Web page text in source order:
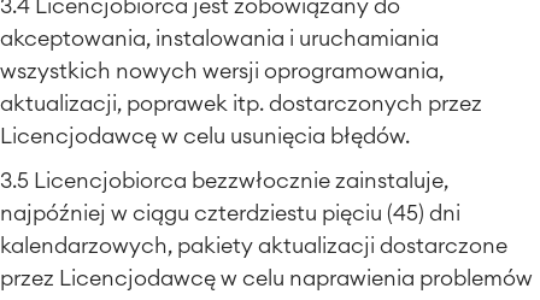
3.4 Licencjobiorca jest zobowiązany do
akceptowania, instalowania i uruchamiania
wszystkich nowych wersji oprogramowania,
aktualizacji, poprawek itp. dostarczonych przez
Licencjodawcę w celu usunięcia błędów.
3.5 Licencjobiorca bezzwłocznie zainstaluje,
najpóźniej w ciągu czterdziestu pięciu (45) dni
kalendarzowych, pakiety aktualizacji dostarczone
przez Licencjodawcę w celu naprawienia problemów